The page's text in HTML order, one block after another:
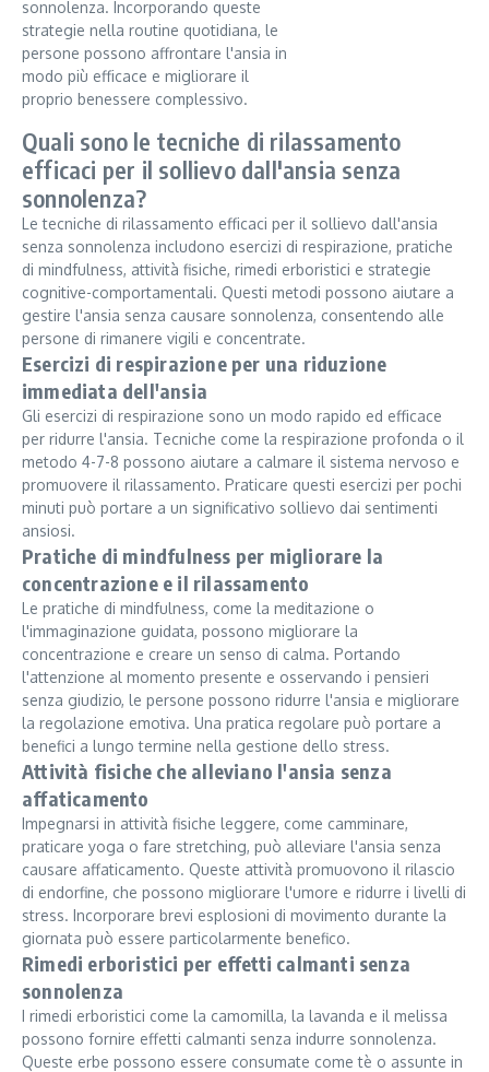
sonnolenza. Incorporando queste
strategie nella routine quotidiana, le
persone possono affrontare l'ansia in
modo più efficace e migliorare il
proprio benessere complessivo.
Quali sono le tecniche di rilassamento
efficaci per il sollievo dall'ansia senza
sonnolenza?
Le tecniche di rilassamento efficaci per il sollievo dall'ansia
senza sonnolenza includono esercizi di respirazione, pratiche
di mindfulness, attività fisiche, rimedi erboristici e strategie
cognitive-comportamentali. Questi metodi possono aiutare a
gestire l'ansia senza causare sonnolenza, consentendo alle
persone di rimanere vigili e concentrate.
Esercizi di respirazione per una riduzione
immediata dell'ansia
Gli esercizi di respirazione sono un modo rapido ed efficace
per ridurre l'ansia. Tecniche come la respirazione profonda o il
metodo 4-7-8 possono aiutare a calmare il sistema nervoso e
promuovere il rilassamento. Praticare questi esercizi per pochi
minuti può portare a un significativo sollievo dai sentimenti
ansiosi.
Pratiche di mindfulness per migliorare la
concentrazione e il rilassamento
Le pratiche di mindfulness, come la meditazione o
l'immaginazione guidata, possono migliorare la
concentrazione e creare un senso di calma. Portando
l'attenzione al momento presente e osservando i pensieri
senza giudizio, le persone possono ridurre l'ansia e migliorare
la regolazione emotiva. Una pratica regolare può portare a
benefici a lungo termine nella gestione dello stress.
Attività fisiche che alleviano l'ansia senza
affaticamento
Impegnarsi in attività fisiche leggere, come camminare,
praticare yoga o fare stretching, può alleviare l'ansia senza
causare affaticamento. Queste attività promuovono il rilascio
di endorfine, che possono migliorare l'umore e ridurre i livelli di
stress. Incorporare brevi esplosioni di movimento durante la
giornata può essere particolarmente benefico.
Rimedi erboristici per effetti calmanti senza
sonnolenza
I rimedi erboristici come la camomilla, la lavanda e il melissa
possono fornire effetti calmanti senza indurre sonnolenza.
Queste erbe possono essere consumate come tè o assunte in